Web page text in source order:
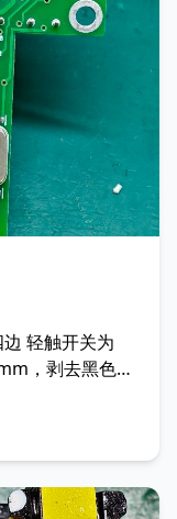
轻触开关为
，剥去黑色护
品如图